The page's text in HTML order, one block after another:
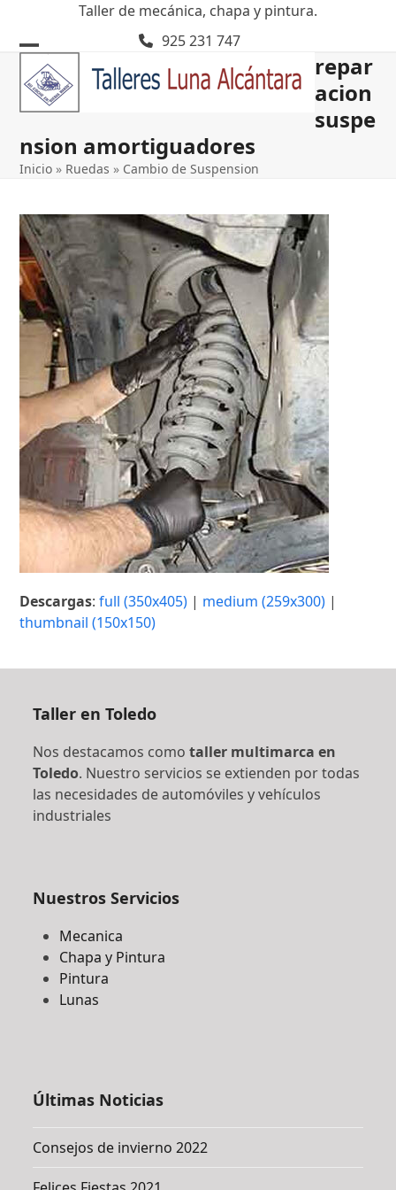
content
Taller de mecánica, chapa y pintura.
925 231 747
Open
mobile
Close
mobile
repar
acion
suspe
nsion amortiguadores
Inicio » Ruedas » Cambio de Suspension
Descargas:full (350x405) | medium (259x300) |
thumbnail (150x150)
Taller en Toledo
Nos destacamos comotaller multimarca en
Toledo. Nuestro servicios se extienden por todas
las necesidades de automóviles y vehículos
industriales
Nuestros Servicios
Mecanica
Chapa y Pintura
Pintura
Lunas
Últimas Noticias
Consejos de invierno 2022